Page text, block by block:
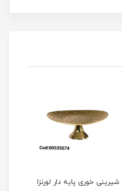
شیرینی خوری پایه دار لورنزا